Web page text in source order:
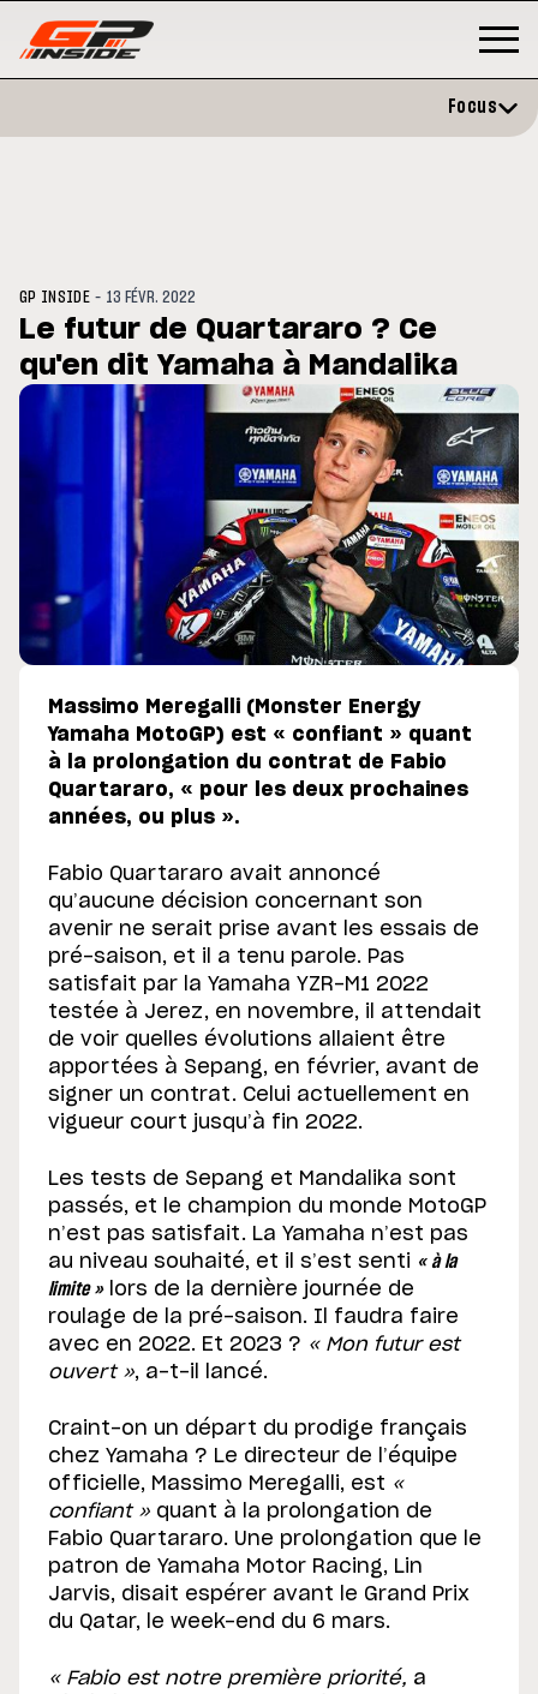
: Horaires et
du GP de Grande-
MOTO GP
Zarco évite l'opération et vise
retour en septembre
Focus
GP INSIDE - 13 FÉVR. 2022
Le futur de Quartararo ? Ce
qu'en dit Yamaha à Mandalika
Massimo Meregalli (Monster Energy
Yamaha MotoGP) est « confiant » quant
à la prolongation du contrat de Fabio
Quartararo, « pour les deux prochaines
années, ou plus ».
Fabio Quartararo avait annoncé
qu’aucune décision concernant son
avenir ne serait prise avant les essais de
pré-saison, et il a tenu parole. Pas
satisfait par la Yamaha YZR-M1 2022
testée à Jerez, en novembre, il attendait
de voir quelles évolutions allaient être
apportées à Sepang, en février, avant de
signer un contrat. Celui actuellement en
vigueur court jusqu’à fin 2022.
Les tests de Sepang et Mandalika sont
passés, et le champion du monde MotoGP
n’est pas satisfait. La Yamaha n’est pas
au niveau souhaité, et il s’est senti « à la
limite »lors de la dernière journée de
roulage de la pré-saison. Il faudra faire
avec en 2022. Et 2023 ? « Mon futur est
ouvert », a-t-il lancé.
Craint-on un départ du prodige français
chez Yamaha ? Le directeur de l’équipe
officielle, Massimo Meregalli, est «
confiant » quant à la prolongation de
Fabio Quartararo. Une prolongation que le
patron de Yamaha Motor Racing, Lin
Jarvis, disait espérer avant le Grand Prix
du Qatar, le week-end du 6 mars.
« Fabio est notre première priorité, a